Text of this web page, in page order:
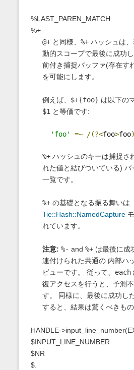
%LAST_PAREN_MATCH
%+
@+と同様、 %+ハッシュは、
動的スコープで最後に成功
前付き捕捉バッファ(存在す
を可能にします。
例えば、 $+{foo} は以下の
$1 と等価です:
'foo' =~ /(?<foo>foo
%+ハッシュのキーは捕捉さ
れた値と結びついている)
一覧です。
%+の基礎となる振る舞いは
Tie::Hash::NamedCaptureモ
れています。
注意: %- and %+は最後に成
連付けられた共通の 内部ハ
ビューです。 従って、 each
復アクセスを行うと、予測
す。 同様に、最後に成功し
すると、結果は驚くべきもの
HANDLE-
$INPUT_LINE_NUMBER
$NR
$.